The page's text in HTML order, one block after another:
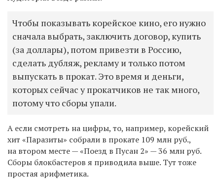
Чтобы показывать корейское кино, его нужно
сначала выбрать, заключить договор, купить
(за доллары), потом привезти в Россию,
сделать дубляж, рекламу и только потом
выпускать в прокат. Это время и деньги,
которых сейчас у прокатчиков не так много,
потому что сборы упали.
А если смотреть на цифры, то, например, корейский
хит «Паразиты» собрали в прокате 109 млн руб.,
на втором месте — «Поезд в Пусан 2» — 36 млн руб.
Сборы блокбастеров я приводила выше. Тут тоже
простая арифметика.